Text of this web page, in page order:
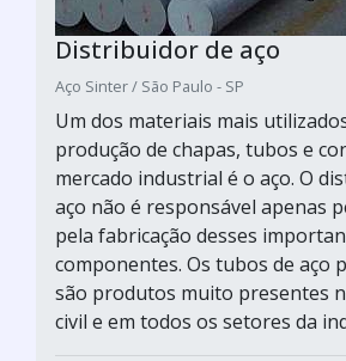
Distribuidor de aço
Aço Sinter / São Paulo - SP
Um dos materiais mais
produção de chapas, tubos e
mercado industrial é o aço. O
aço não é responsável apenas
pela fabricação desses
componentes. Os tubos de aço
são produtos muito presentes
civil e em todos os setores da